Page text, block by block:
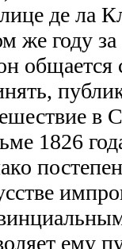
де ла
же году
в
1826
ему